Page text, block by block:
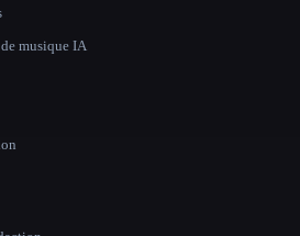
musique IA